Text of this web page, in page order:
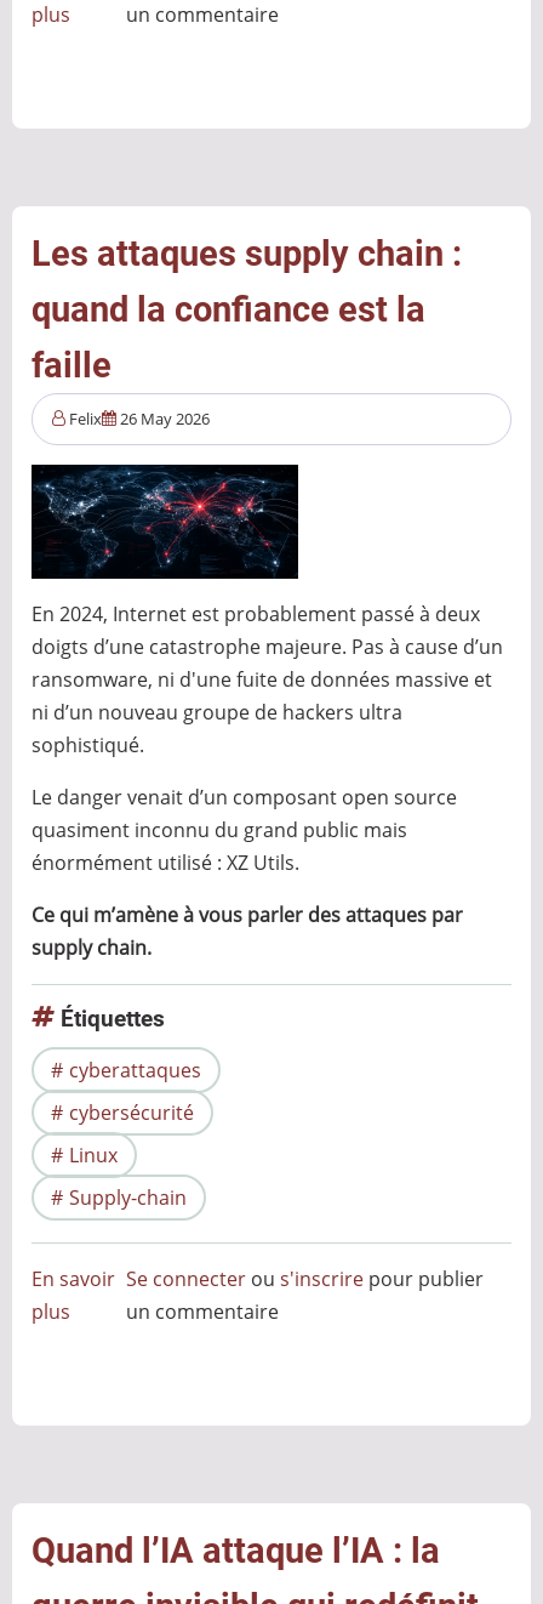
plus
Pourquoi
les
cybercriminels
convoitent
que
jamais
nos
données
?
un commentaire
Les attaques supply chain :
quand la confiance est la
faille
Felix 26 May 2026
En 2024, Internet est probablement passé à deux
doigts d’une catastrophe majeure. Pas à cause d’un
ransomware, ni d'une fuite de données massive et
ni d’un nouveau groupe de hackers ultra
sophistiqué.
Le danger venait d’un composant open source
quasiment inconnu du grand public mais
énormément utilisé : XZ Utils.
Ce qui m’amène à vous parler des attaques par
supply chain.
Étiquettes
cyberattaques
cybersécurité
Linux
Supply-chain
En savoir
plus
quand
la
Se connecter ous'inscrire pour publier
un commentaire
Quand l’IA attaque l’IA : la